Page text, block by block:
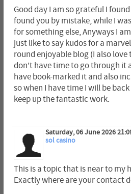
Good day I am so grateful I
found you by mistake, while I
for something else, Anyways I
just like to say kudos for a
round enjoyable blog (I also love
don't have time to go through it
have book-marked it and also
so when I have time I will be
keep up the fantastic work.
Saturday, 06 June 2026
sol casino
This is a topic that is near to my
Exactly where are your contact